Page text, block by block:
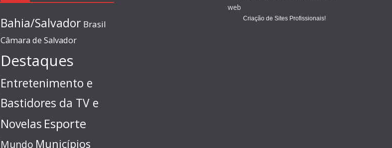
Bahia/Salvador Brasil
Câmara de Salvador
Destaques
Entretenimento e
Bastidores da TV e
Novelas Esporte
Mundo Municípios
Criação de Sites Profissionais!